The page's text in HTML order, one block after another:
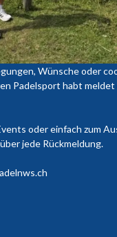
Wünsche oder
Padelsport habt
oder einfach zum
jede Rückmeldung.